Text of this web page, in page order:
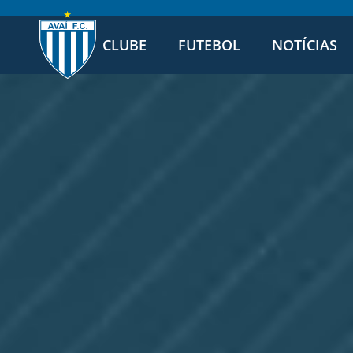
CLUBE FUTEBOL NOTÍCIAS